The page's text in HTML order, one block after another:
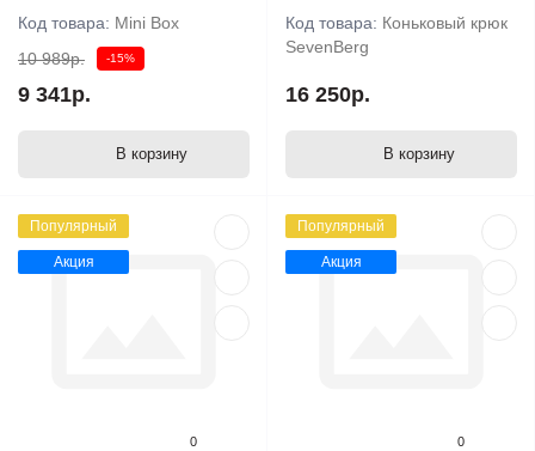
Код товара: Mini Box
10 989р.
-15%
9 341р.
В корзину
Код товара: Коньковый крюк
SevenBerg
16 250р.
В корзину
Популярный
Акция
0
Популярный
Акция
0